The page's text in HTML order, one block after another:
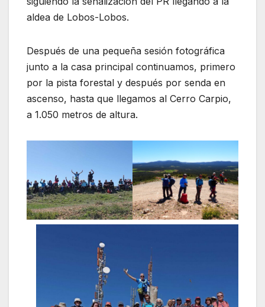
aldea de Lobos-Lobos.
Después de una pequeña sesión fotográfica
junto a la casa principal continuamos, primero
por la pista forestal y después por senda en
ascenso, hasta que llegamos al Cerro Carpio,
a 1.050 metros de altura.